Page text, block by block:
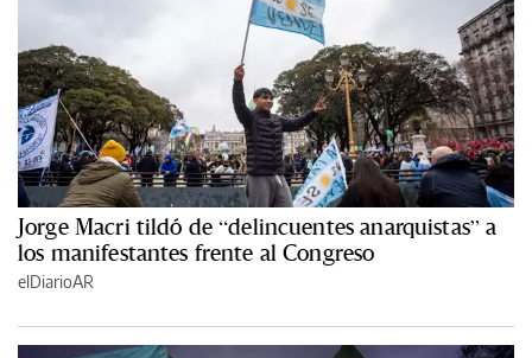
Jorge Macri tildó de “delincuentes anarquistas” a
los manifestantes frente al Congreso
elDiarioAR